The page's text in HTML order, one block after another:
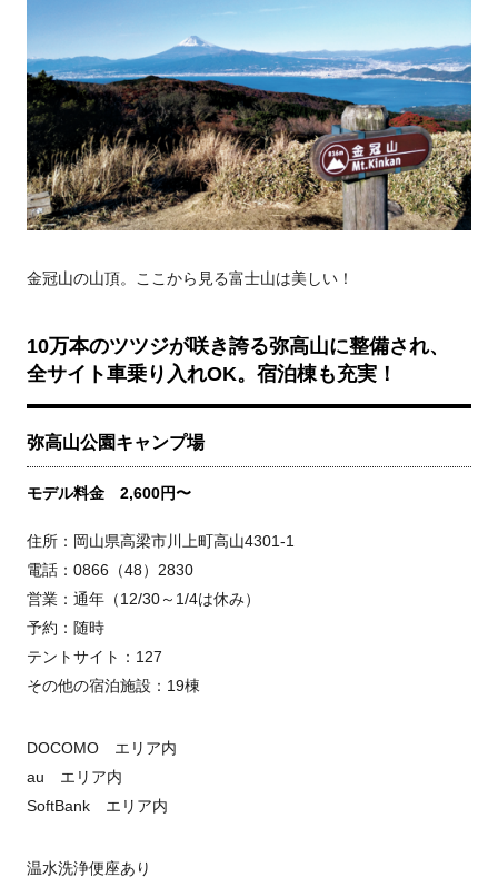
金冠山の山頂。ここから見る富士山は美しい！
10万本のツツジが咲き誇る弥高山に整備され、
全サイト車乗り入れOK。宿泊棟も充実！
弥高山公園キャンプ場
モデル料金 2,600円〜
住所：岡山県高梁市川上町高山4301-1
電話：0866（48）2830
営業：通年（12/30～1/4は休み）
予約：随時
テントサイト：127
その他の宿泊施設：19棟
DOCOMO エリア内
au エリア内
SoftBank エリア内
温水洗浄便座あり